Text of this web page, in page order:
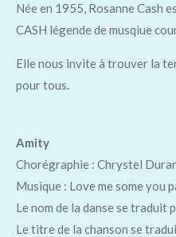
Née en 1955, Rosanne Cash
CASH légende de musqiue
Elle nous invite à trouver la
pour tous.
Amity
Chorégraphie : Chrystel
Musique : Love me some you
Le nom de la danse se traduit
Le titre de la chanson se